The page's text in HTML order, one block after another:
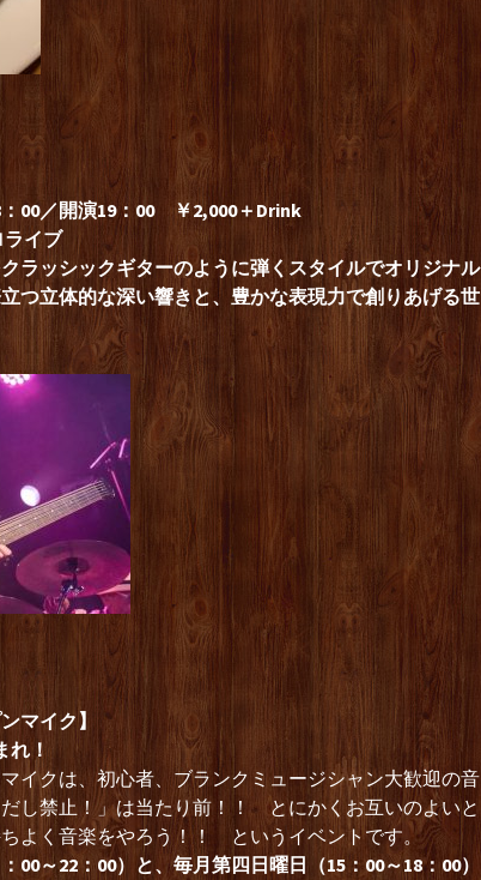
00／開演19：00 ￥2,000＋Drink
イブ
ラッシックギターのように弾くスタイルでオリジナル
つ立体的な深い響きと、豊かな表現力で創りあげる世
マイク】
れ！
イクは、初心者、ブランクミュージシャン大歓迎の音
し禁止！」は当たり前！！ とにかくお互いのよいと
よく音楽をやろう！！ というイベントです。
00～22：00）と、毎月第四日曜日（15：00～18：00）